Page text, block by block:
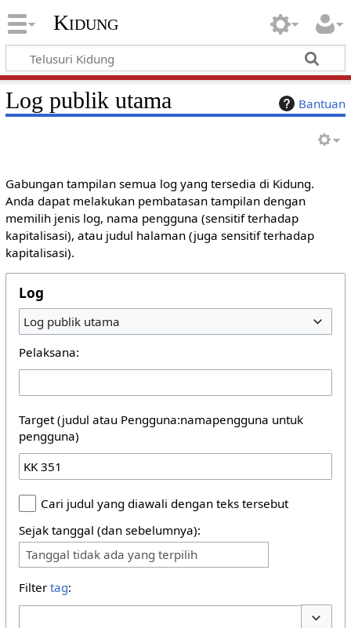
Kidung
Bantuan
Log publik utama
Gabungan tampilan semua log yang tersedia di Kidung.
Anda dapat melakukan pembatasan tampilan dengan
memilih jenis log, nama pengguna (sensitif terhadap
kapitalisasi), atau judul halaman (juga sensitif terhadap
kapitalisasi).
Log
Log publik utama
Pelaksana:
Target (judul atau Pengguna:namapengguna untuk
pengguna)
Cari judul yang diawali dengan teks tersebut
Sejak tanggal (dan sebelumnya):
Tanggal tidak ada yang terpilih
Filter tag: